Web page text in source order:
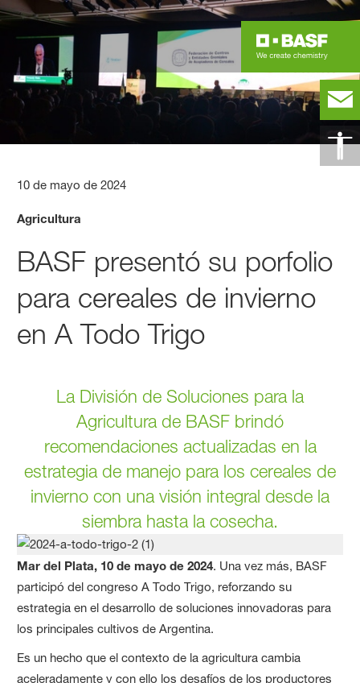
10 de mayo de 2024
Agricultura
BASF presentó su porfolio
para cereales de invierno
en A Todo Trigo
La División de Soluciones para la
Agricultura de BASF brindó
recomendaciones actualizadas en la
estrategia de manejo para los cereales de
invierno con una visión integral desde la
siembra hasta la cosecha.
Mar del Plata, 10 de mayo de 2024. Una vez más, BASF
participó del congreso A Todo Trigo, reforzando su
estrategia en el desarrollo de soluciones innovadoras para
los principales cultivos de Argentina.
Es un hecho que el contexto de la agricultura cambia
aceleradamente y con ello los desafíos de los productores